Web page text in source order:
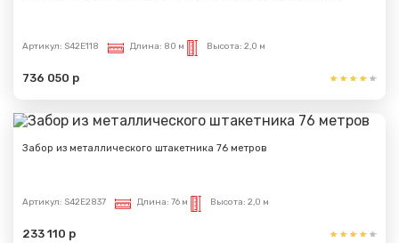
Артикул: S42E118 Длина: 80 м Высота: 2,0 м
736 050 р
Забор из металлического штакетника 76 метров
Артикул: S42E2837 Длина: 76 м Высота: 2,0 м
233 110 р